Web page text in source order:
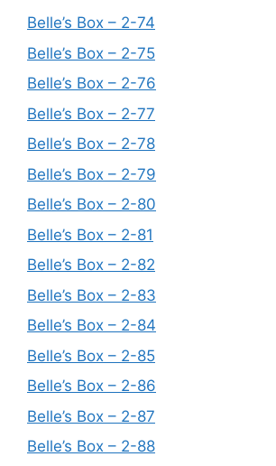
Belle’s Box – 2-74
Belle’s Box – 2-75
Belle’s Box – 2-76
Belle’s Box – 2-77
Belle’s Box – 2-78
Belle’s Box – 2-79
Belle’s Box – 2-80
Belle’s Box – 2-81
Belle’s Box – 2-82
Belle’s Box – 2-83
Belle’s Box – 2-84
Belle’s Box – 2-85
Belle’s Box – 2-86
Belle’s Box – 2-87
Belle’s Box – 2-88